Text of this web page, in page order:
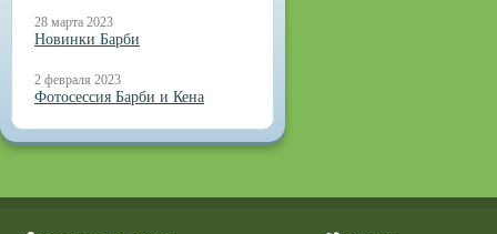
28 марта 2023
Новинки Барби
2 февраля 2023
Фотосессия Барби и Кена